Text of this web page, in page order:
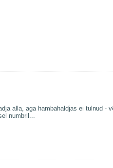
alla, aga hambahaldjas ei
numbril...